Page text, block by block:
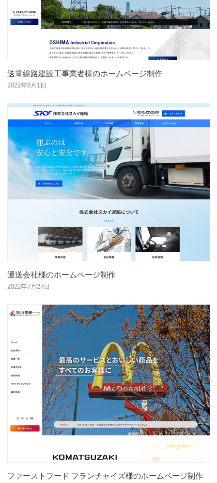
送電線路建設工事業者様のホームページ制作
2022年8月1日
運送会社様のホームページ制作
2022年7月27日
ファーストフード フランチャイズ様のホームページ制作